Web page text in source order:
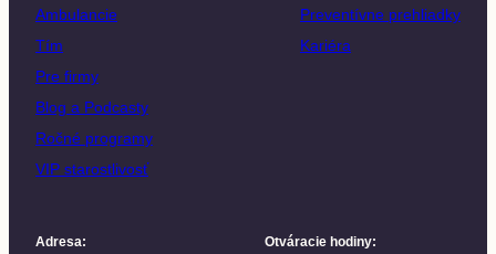
Ambulancie
Tím
Pre firmy
Blog a Podcasty
Ročné programy
VIP starostlivosť
Preventívne prehliadky
Kariéra
Adresa:
Otváracie hodiny: